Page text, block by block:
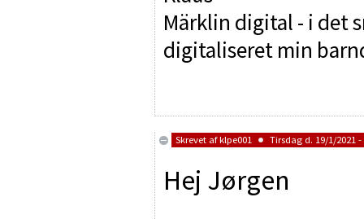
Märklin digital - i det
digitaliseret min
Skrevet afklpe001 Tirsdag d. 19/1/2021 -
Hej Jørgen